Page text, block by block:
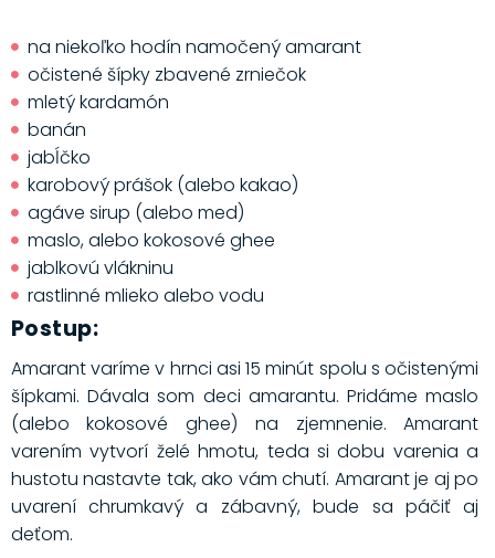
na niekoľko hodín namočený amarant
očistené šípky zbavené zrniečok
mletý kardamón
banán
jabĺčko
karobový prášok (alebo kakao)
agáve sirup (alebo med)
maslo, alebo kokosové ghee
jablkovú vlákninu
rastlinné mlieko alebo vodu
Postup:
Amarant varíme v hrnci asi 15 minút spolu s očistenými
šípkami. Dávala som deci amarantu. Pridáme maslo
(alebo kokosové ghee) na zjemnenie. Amarant
varením vytvorí želé hmotu, teda si dobu varenia a
hustotu nastavte tak, ako vám chutí. Amarant je aj po
uvarení chrumkavý a zábavný, bude sa páčiť aj
deťom.